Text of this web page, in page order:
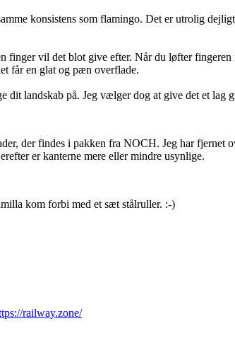
konsistens som flamingo. Det er utrolig
finger vil det blot give efter. Når du løfter
får en glat og pæn overflade.
dit landskab på. Jeg vælger dog at give det et lag
der findes i pakken fra NOCH. Jeg har fjernet
er kanterne mere eller mindre usynlige.
kom forbi med et sæt stålruller. :-)
railway.zone/